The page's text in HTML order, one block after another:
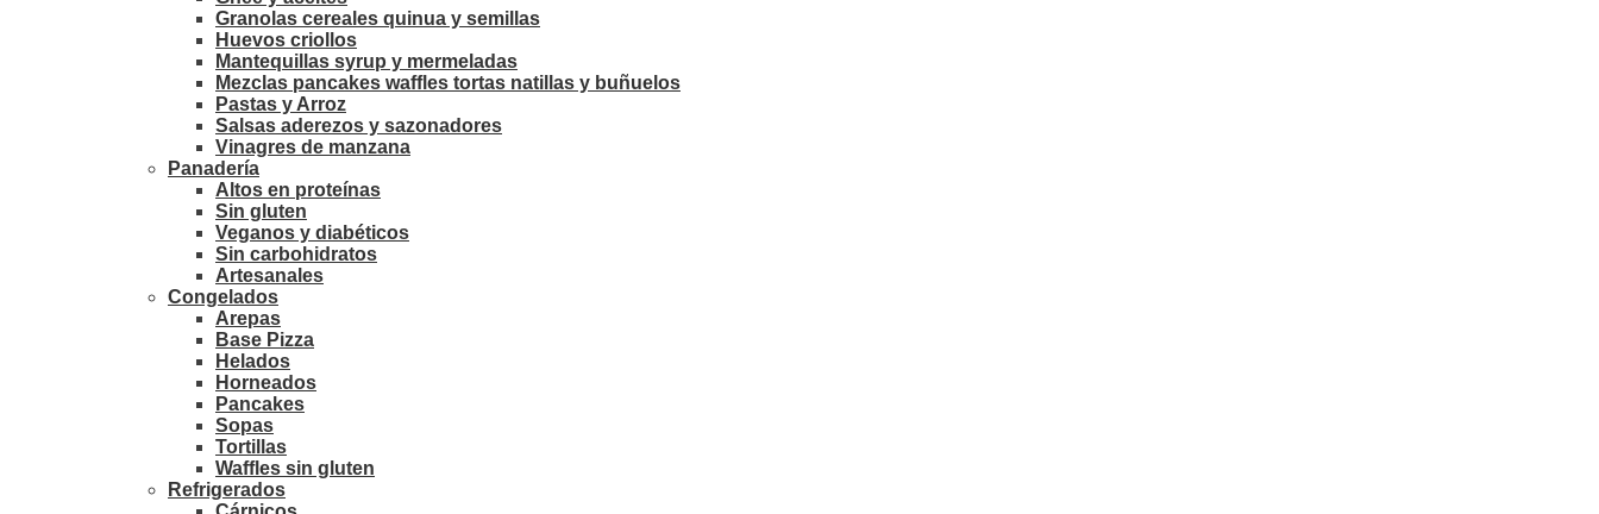
Granolas cereales quinua y semillas
Huevos criollos
Mantequillas syrup y mermeladas
Mezclas pancakes waffles tortas natillas y buñuelos
Pastas y Arroz
Salsas aderezos y sazonadores
Vinagres de manzana
Panadería
Altos en proteínas
Sin gluten
Veganos y diabéticos
Sin carbohidratos
Artesanales
Congelados
Arepas
Base Pizza
Helados
Horneados
Pancakes
Sopas
Tortillas
Waffles sin gluten
Refrigerados